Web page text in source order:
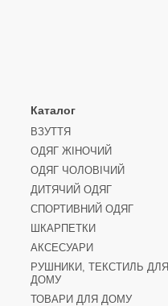
Каталог
ВЗУТТЯ
ОДЯГ ЖІНОЧИЙ
ОДЯГ ЧОЛОВІЧИЙ
ДИТЯЧИЙ ОДЯГ
СПОРТИВНИЙ ОДЯГ
ШКАРПЕТКИ
АКСЕСУАРИ
РУШНИКИ, ТЕКСТИЛЬ ДЛЯ
ДОМУ
ТОВАРИ ДЛЯ ДОМУ